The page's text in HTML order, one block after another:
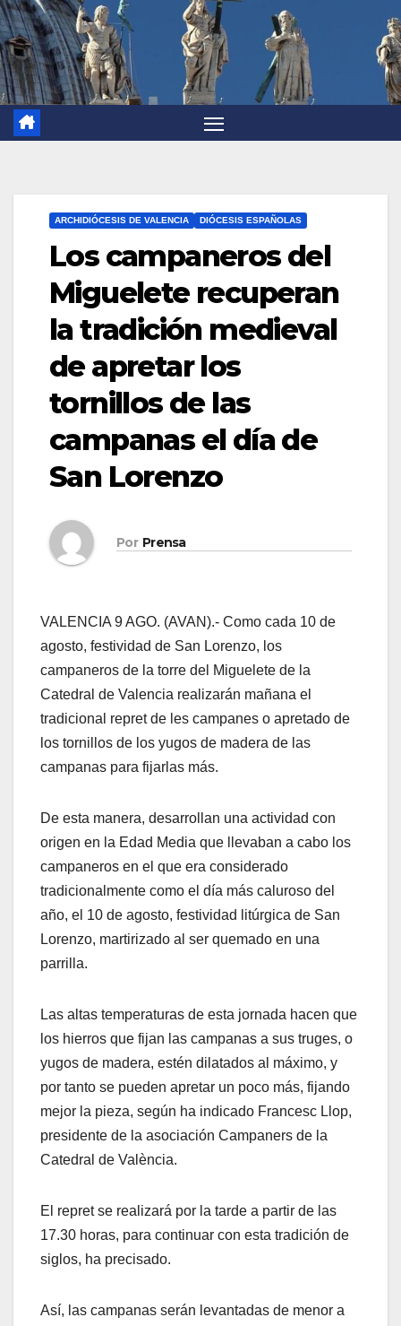
ARCHIDIÓCESIS DE VALENCIA DIÓCESIS ESPAÑOLAS
Los campaneros del
Miguelete recuperan
la tradición medieval
de apretar los
tornillos de las
campanas el día de
San Lorenzo
Por Prensa
VALENCIA 9 AGO. (AVAN).- Como cada 10 de
agosto, festividad de San Lorenzo, los
campaneros de la torre del Miguelete de la
Catedral de Valencia realizarán mañana el
tradicional repret de les campanes o apretado de
los tornillos de los yugos de madera de las
campanas para fijarlas más.
De esta manera, desarrollan una actividad con
origen en la Edad Media que llevaban a cabo los
campaneros en el que era considerado
tradicionalmente como el día más caluroso del
año, el 10 de agosto, festividad litúrgica de San
Lorenzo, martirizado al ser quemado en una
parrilla.
Las altas temperaturas de esta jornada hacen que
los hierros que fijan las campanas a sus truges, o
yugos de madera, estén dilatados al máximo, y
por tanto se pueden apretar un poco más, fijando
mejor la pieza, según ha indicado Francesc Llop,
presidente de la asociación Campaners de la
Catedral de València.
El repret se realizará por la tarde a partir de las
17.30 horas, para continuar con esta tradición de
siglos, ha precisado.
Así, las campanas serán levantadas de menor a